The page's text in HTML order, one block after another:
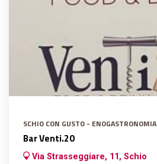
SCHIO CON GUSTO - ENOGASTRONOMIA
Bar Venti.20
Via Strasseggiare, 11, Schio